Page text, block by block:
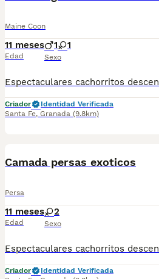
Maine Coon
11 meses
Edad
1 1
Sexo
Criador
Identidad Verificada
Santa Fe, Granada (9.8km)
Camada persas exoticos
Persa
11 meses
Edad
2
Sexo
Criador
Identidad Verificada